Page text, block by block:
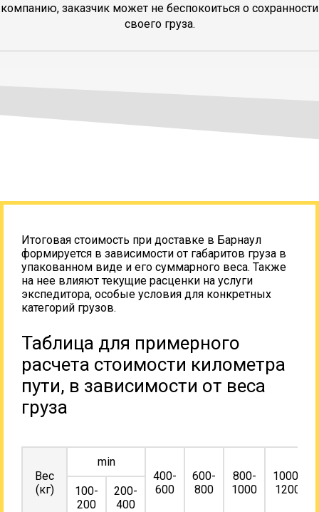
компанию, заказчик может не беспокоиться о сохранности
своего груза.
Итоговая стоимость при доставке в Барнаул
формируется в зависимости от габаритов груза в
упакованном виде и его суммарного веса. Также
на нее влияют текущие расценки на услуги
экспедитора, особые условия для конкретных
категорий грузов.
Таблица для примерного
расчета стоимости километра
пути, в зависимости от веса
груза
Вес
(кг)
min
400-
600
600-
800
800-
1000
1000-
1200
100-
200
200-
400